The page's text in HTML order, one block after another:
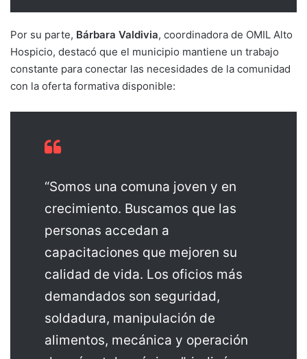
Por su parte, Bárbara Valdivia, coordinadora de OMIL Alto
Hospicio, destacó que el municipio mantiene un trabajo
constante para conectar las necesidades de la comunidad
con la oferta formativa disponible:
“Somos una comuna joven y en
crecimiento. Buscamos que las
personas accedan a
capacitaciones que mejoren su
calidad de vida. Los oficios más
demandados son seguridad,
soldadura, manipulación de
alimentos, mecánica y operación